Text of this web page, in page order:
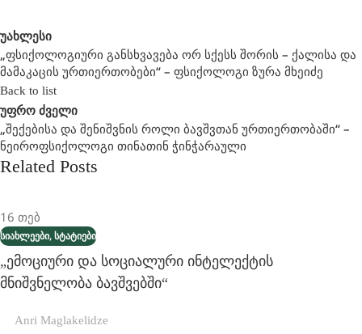
უახლესი
„ფსიქოლოგიური Განსხვავება Ორ Სქესს Შორის – Ქალისა Და
Მამაკაცის Ურთიერთობები“ – Ფსიქოლოგი Ზურა Მხეიძე
Back to list
უფრო ძველი
„შექებისა Და Შენიშვნის Როლი Ბავშვთან Ურთიერთობაში“ –
Ნეიროფსიქოლოგი Თინათინ Ჭინჭარაული
Related Posts
16 თებ
ᲡᲘᲐᲮᲚᲔᲔᲑᲘ, ᲡᲢᲐᲢᲘᲔᲑᲘ
„ემოციური Და Სოციალური Ინტელექტის
Მნიშვნელობა Ბავშვებში“
Anri Maglakelidze